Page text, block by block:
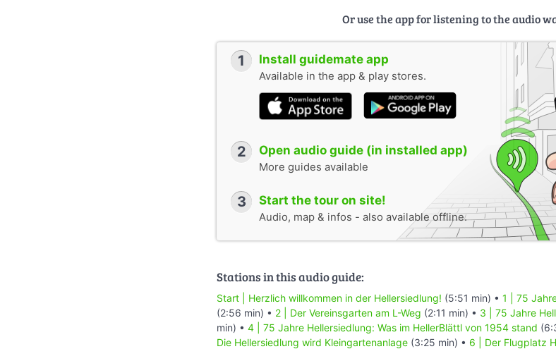
Or use the app for listening to the audio
1 Install guidemate app
Available in the app & play stores.
2 Open audio guide (in installed app)
More guides available
3 Start the tour on site!
Audio, map & infos - also available offline.
Stations in this audio guide:
Start | Herzlich willkommen in der Hellersiedlung! (5:51 min) • 1 | 75
(2:56 min) • 2 | Der Vereinsgarten am L-Weg (2:11 min) • 3 | 75 Jahre
min) • 4 | 75 Jahre Hellersiedlung: Was im HellerBlättl von 1954 stand
Die Hellersiedlung wird Kleingartenanlage (3:25 min) • 6 | Der Flugplatz